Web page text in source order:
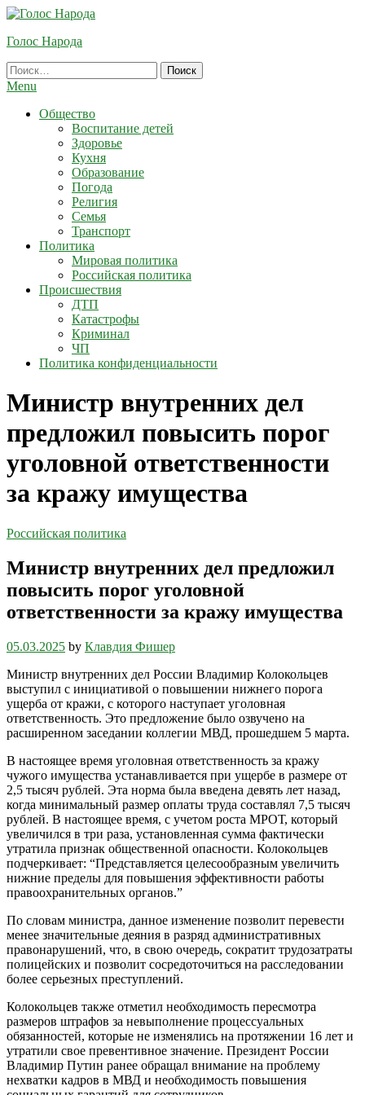
Skip
Content
Голос Народа
Найти:
Menu
Общество
Воспитание детей
Здоровье
Кухня
Образование
Погода
Религия
Семья
Транспорт
Политика
Мировая политика
Российская политика
Происшествия
ДТП
Катастрофы
Криминал
ЧП
Политика конфиденциальности
Министр внутренних дел
предложил повысить порог
уголовной ответственности
за кражу имущества
Российская политика
Министр внутренних дел предложил
повысить порог уголовной
ответственности за кражу имущества
05.03.2025 by Клавдия Фишер
Министр внутренних дел России Владимир Колокольцев
выступил с инициативой о повышении нижнего порога
ущерба от кражи, с которого наступает уголовная
ответственность. Это предложение было озвучено на
расширенном заседании коллегии МВД, прошедшем 5 марта.
В настоящее время уголовная ответственность за кражу
чужого имущества устанавливается при ущербе в размере от
2,5 тысяч рублей. Эта норма была введена девять лет назад,
когда минимальный размер оплаты труда составлял 7,5 тысяч
рублей. В настоящее время, с учетом роста МРОТ, который
увеличился в три раза, установленная сумма фактически
утратила признак общественной опасности. Колокольцев
подчеркивает: “Представляется целесообразным увеличить
нижние пределы для повышения эффективности работы
правоохранительных органов.”
По словам министра, данное изменение позволит перевести
менее значительные деяния в разряд административных
правонарушений, что, в свою очередь, сократит трудозатраты
полицейских и позволит сосредоточиться на расследовании
более серьезных преступлений.
Колокольцев также отметил необходимость пересмотра
размеров штрафов за невыполнение процессуальных
обязанностей, которые не изменялись на протяжении 16 лет и
утратили свое превентивное значение. Президент России
Владимир Путин ранее обращал внимание на проблему
нехватки кадров в МВД и необходимость повышения